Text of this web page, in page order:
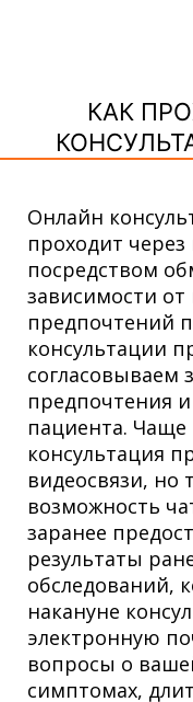
КАК
Онлайн
проходит
посредством
зависимости
предпочтений
консультации
согласовываем
предпочтения
пациента. Чаще
консультация
видеосвязи, но
возможность
заранее
результаты
обследований,
накануне
электронную
вопросы о
симптомах,